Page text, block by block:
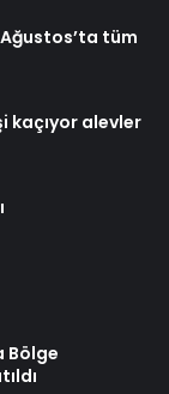
tüm
kaçıyor alevler
Bölge